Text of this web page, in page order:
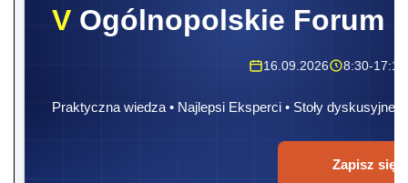
V Ogólnopolskie Forum
16.09.2026 8:30-17:10
Praktyczna wiedza • Najlepsi Eksperci • Stoły dyskusyjne
Zapisz się